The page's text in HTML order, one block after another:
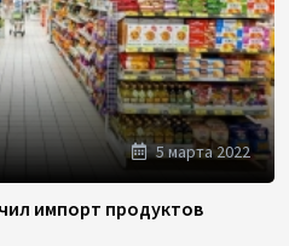
5 марта 2022
импорт продуктов